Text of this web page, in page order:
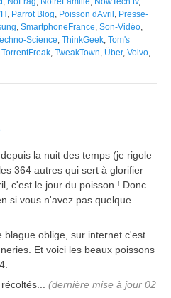
, Parrot Blog, Poisson dAvril , Presse-
, SmartphoneFrance, Son-Vidéo,
Science, ThinkGeek, Tom's
TorrentFreak, TweakTown, Über, Volvo,
la nuit des temps (je rigole
364 autres qui sert à glorifier
c'est le jour du poisson ! Donc
si vous n'avez pas quelque
blague oblige, sur internet c'est
Et voici les beaux poissons
(dernière mise à jour 02